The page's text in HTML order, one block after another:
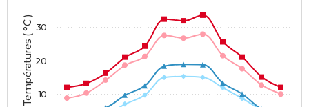
Températures ( °C ) 10
20
30